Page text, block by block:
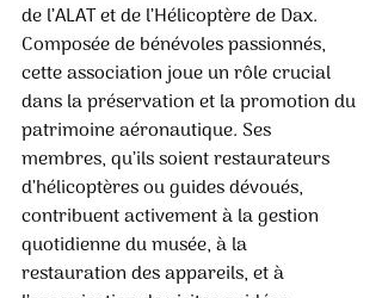
de l’ALAT et de l’Hélicoptère de Dax.
Composée de bénévoles passionnés,
cette association joue un rôle crucial
dans la préservation et la promotion du
patrimoine aéronautique. Ses
membres, qu’ils soient restaurateurs
d’hélicoptères ou guides dévoués,
contribuent activement à la gestion
quotidienne du musée, à la
restauration des appareils, et à